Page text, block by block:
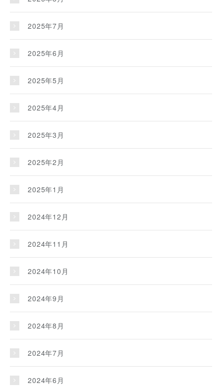
2025年7月
2025年6月
2025年5月
2025年4月
2025年3月
2025年2月
2025年1月
2024年12月
2024年11月
2024年10月
2024年9月
2024年8月
2024年7月
2024年6月